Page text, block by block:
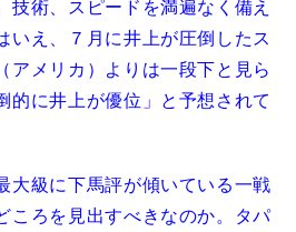
技術、スピードを満遍なく備え
いえ、７月に井上が圧倒したス
アメリカ）よりは一段下と見ら
的に井上が優位」と予想されて
級に下馬評が傾いている一戦
ころを見出すべきなのか。タパ